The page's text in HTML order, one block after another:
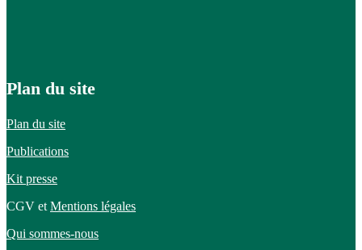
Plan du site
Plan du site
Publications
Kit presse
CGV et Mentions légales
Qui sommes-nous